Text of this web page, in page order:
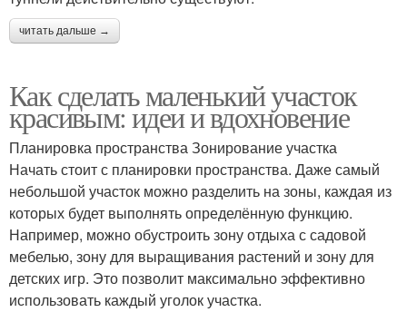
читать дальше →
Как сделать маленький участок
красивым: идеи и вдохновение
Планировка пространства Зонирование участка
Начать стоит с планировки пространства. Даже самый
небольшой участок можно разделить на зоны, каждая из
которых будет выполнять определённую функцию.
Например, можно обустроить зону отдыха с садовой
мебелью, зону для выращивания растений и зону для
детских игр. Это позволит максимально эффективно
использовать каждый уголок участка.